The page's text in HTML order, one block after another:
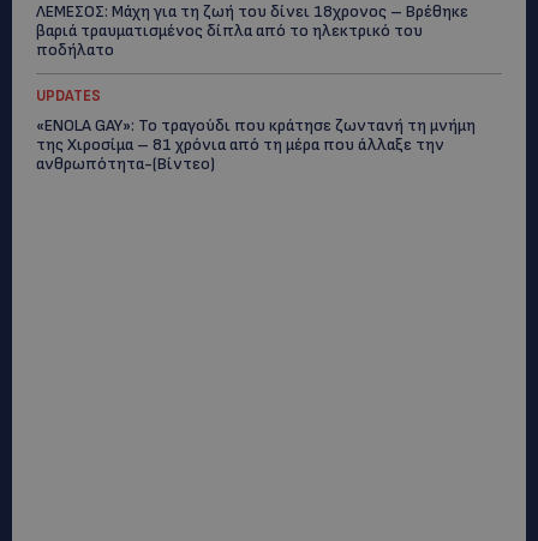
ΛΕΜΕΣΟΣ: Μάχη για τη ζωή του δίνει 18χρονος – Βρέθηκε
βαριά τραυματισμένος δίπλα από το ηλεκτρικό του
ποδήλατο
UPDATES
«ENOLA GAY»: Το τραγούδι που κράτησε ζωντανή τη μνήμη
της Χιροσίμα – 81 χρόνια από τη μέρα που άλλαξε την
ανθρωπότητα-(Bίντεο)